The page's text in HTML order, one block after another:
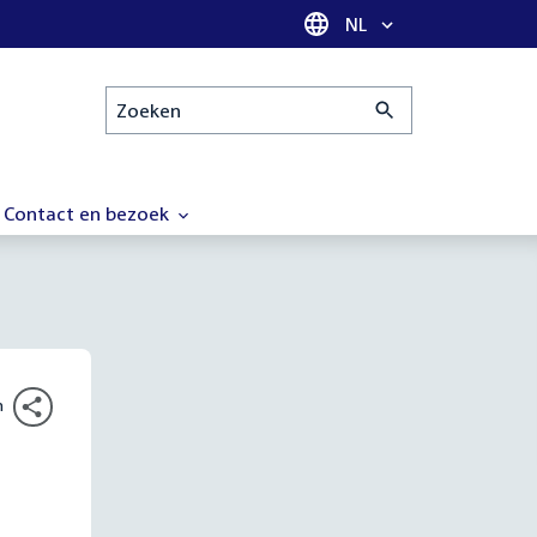
Taal selectie
NL
Zoeken
Contact en bezoek